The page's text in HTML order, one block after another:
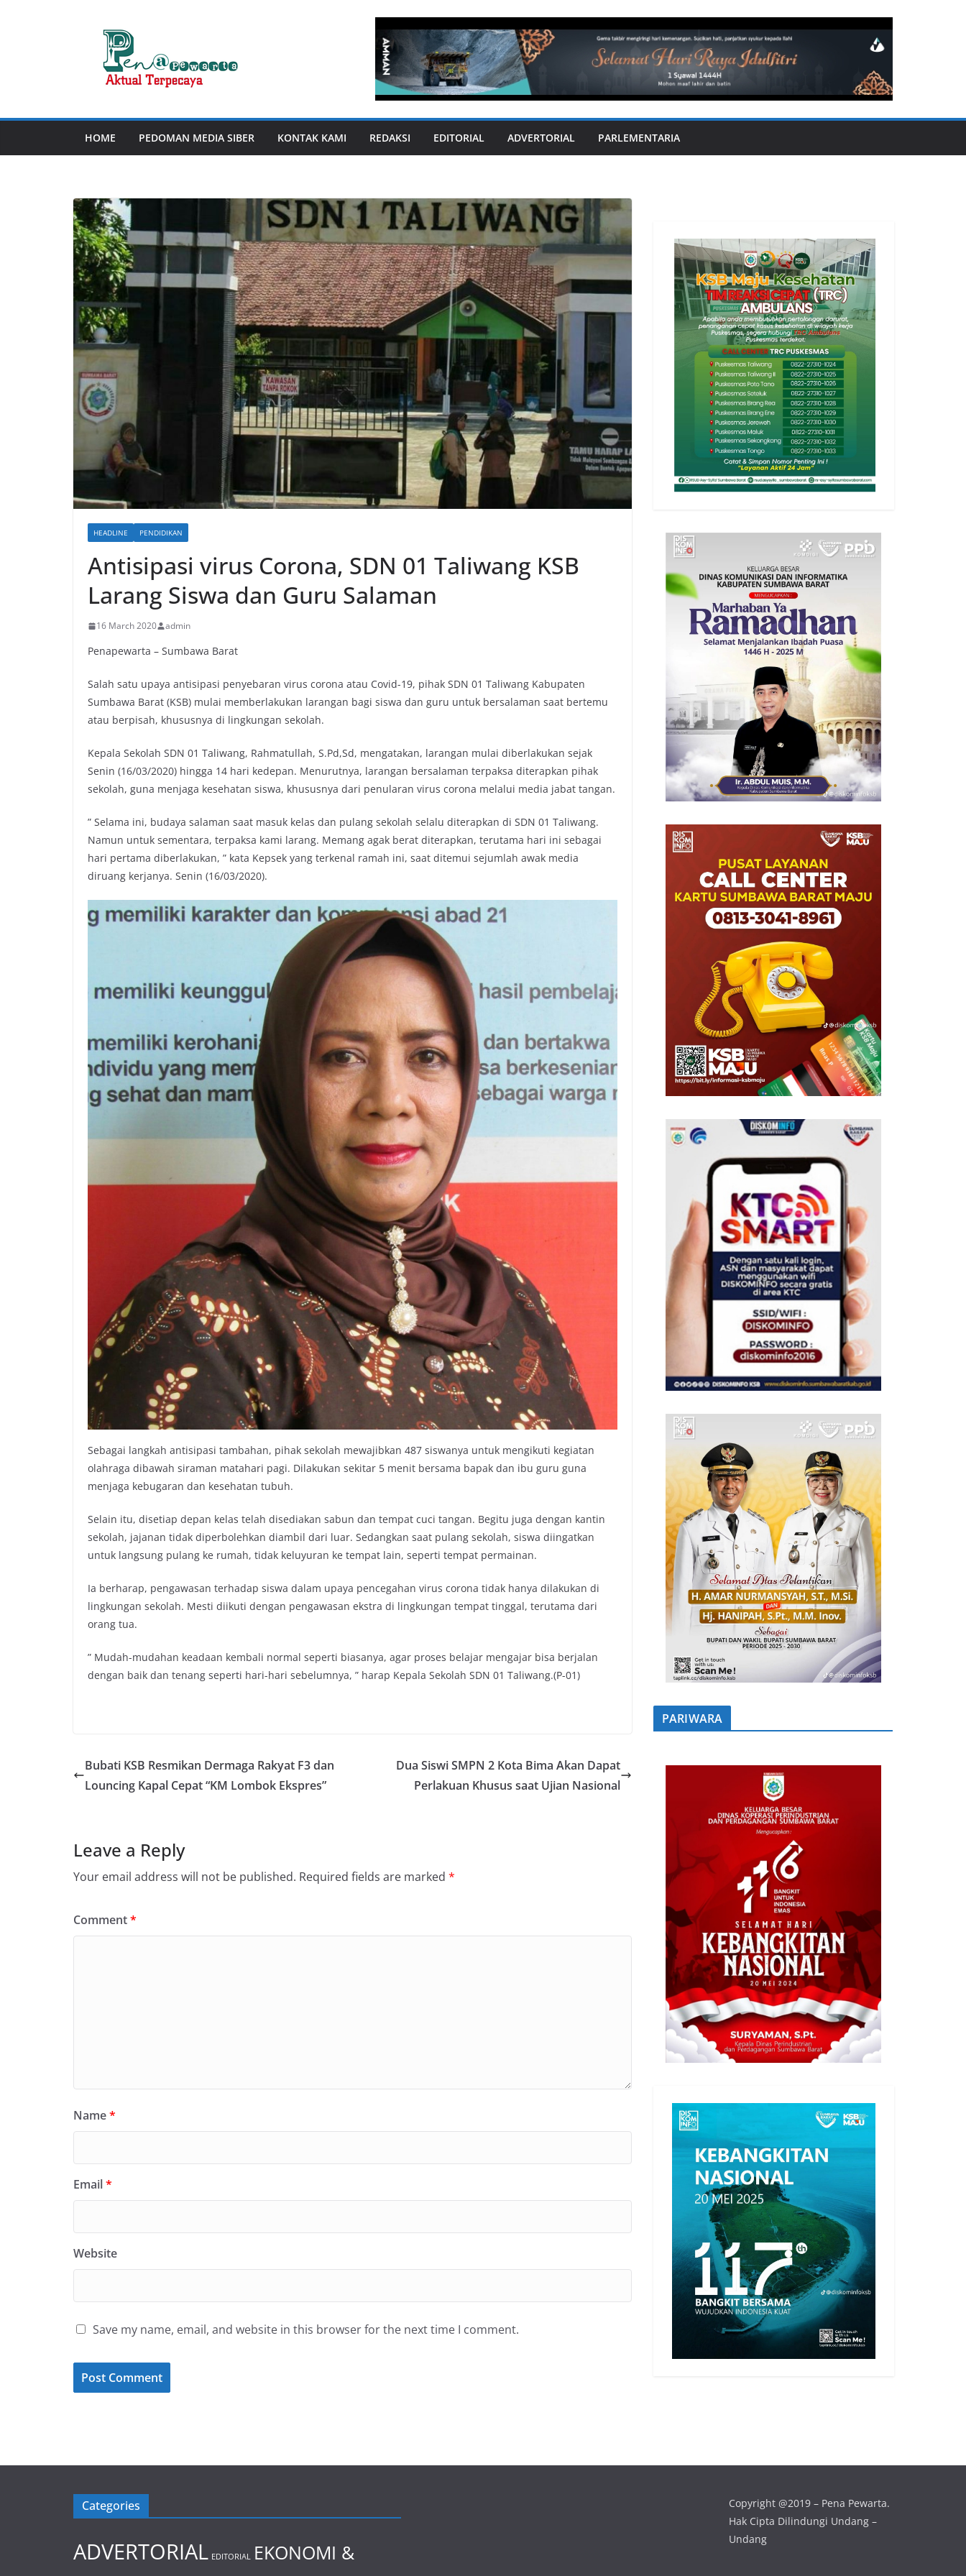
HOME PEDOMAN MEDIA SIBER KONTAK KAMI REDAKSI EDITORIAL ADVERTORIAL PARLEMENTARIA
HEADLINE PENDIDIKAN
Antisipasi virus Corona, SDN 01 Taliwang KSB
Larang Siswa dan Guru Salaman
16 March 2020 admin
Penapewarta – Sumbawa Barat
Salah satu upaya antisipasi penyebaran virus corona atau Covid-19, pihak SDN 01 Taliwang Kabupaten
Sumbawa Barat (KSB) mulai memberlakukan larangan bagi siswa dan guru untuk bersalaman saat bertemu
atau berpisah, khususnya di lingkungan sekolah.
Kepala Sekolah SDN 01 Taliwang, Rahmatullah, S.Pd,Sd, mengatakan, larangan mulai diberlakukan sejak
Senin (16/03/2020) hingga 14 hari kedepan. Menurutnya, larangan bersalaman terpaksa diterapkan pihak
sekolah, guna menjaga kesehatan siswa, khususnya dari penularan virus corona melalui media jabat tangan.
” Selama ini, budaya salaman saat masuk kelas dan pulang sekolah selalu diterapkan di SDN 01 Taliwang.
Namun untuk sementara, terpaksa kami larang. Memang agak berat diterapkan, terutama hari ini sebagai
hari pertama diberlakukan, ” kata Kepsek yang terkenal ramah ini, saat ditemui sejumlah awak media
diruang kerjanya. Senin (16/03/2020).
Sebagai langkah antisipasi tambahan, pihak sekolah mewajibkan 487 siswanya untuk mengikuti kegiatan
olahraga dibawah siraman matahari pagi. Dilakukan sekitar 5 menit bersama bapak dan ibu guru guna
menjaga kebugaran dan kesehatan tubuh.
Selain itu, disetiap depan kelas telah disediakan sabun dan tempat cuci tangan. Begitu juga dengan kantin
sekolah, jajanan tidak diperbolehkan diambil dari luar. Sedangkan saat pulang sekolah, siswa diingatkan
untuk langsung pulang ke rumah, tidak keluyuran ke tempat lain, seperti tempat permainan.
Ia berharap, pengawasan terhadap siswa dalam upaya pencegahan virus corona tidak hanya dilakukan di
lingkungan sekolah. Mesti diikuti dengan pengawasan ekstra di lingkungan tempat tinggal, terutama dari
orang tua.
” Mudah-mudahan keadaan kembali normal seperti biasanya, agar proses belajar mengajar bisa berjalan
dengan baik dan tenang seperti hari-hari sebelumnya, ” harap Kepala Sekolah SDN 01 Taliwang.(P-01)
Bubati KSB Resmikan Dermaga Rakyat F3 dan
Louncing Kapal Cepat “KM Lombok Ekspres”
Dua Siswi SMPN 2 Kota Bima Akan Dapat
Perlakuan Khusus saat Ujian Nasional
Leave a Reply
Your email address will not be published. Required fields are marked *
Comment*
Name*
Email*
Website
Save my name, email, and website in this browser for the next time I comment.
PARIWARA
Categories
ADVERTORIAL EDITORIAL EKONOMI &
Copyright @2019 – Pena Pewarta.
Hak Cipta Dilindungi Undang –
Undang